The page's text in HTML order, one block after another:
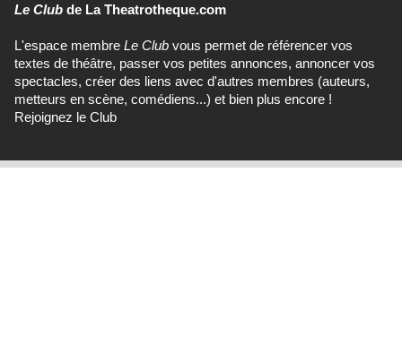
Le Club de La Theatrotheque.com
L'espace membre Le Club vous permet de référencer vos
textes de théâtre, passer vos petites annonces, annoncer vos
spectacles, créer des liens avec d'autres membres (auteurs,
metteurs en scène, comédiens...) et bien plus encore !
Rejoignez le Club